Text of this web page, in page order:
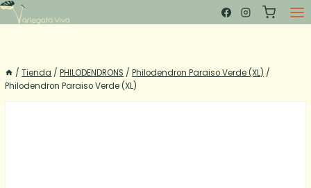
Saltar
al
/ Tienda / PHILODENDRONS / Philodendron Paraiso Verde (XL) /
Philodendron Paraiso Verde (XL)